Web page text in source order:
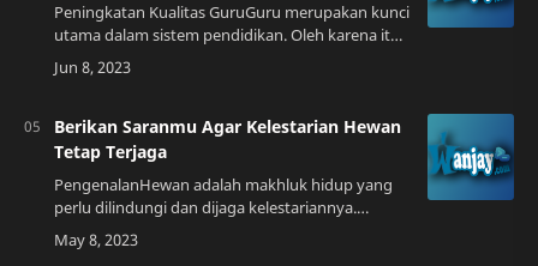
Peningkatan Kualitas GuruGuru merupakan kunci
utama dalam sistem pendidikan. Oleh karena itu,
peningkatan kualitas guru harus menjadi
prioritas utama. Hal ini dapat dilakukan de…
Berikan Saranmu Agar Kelestarian Hewan
Tetap Terjaga
PengenalanHewan adalah makhluk hidup yang
perlu dilindungi dan dijaga kelestariannya.
Namun, sayangnya keberadaan hewan semakin
terancam karena aktivitas manusia yang tidak